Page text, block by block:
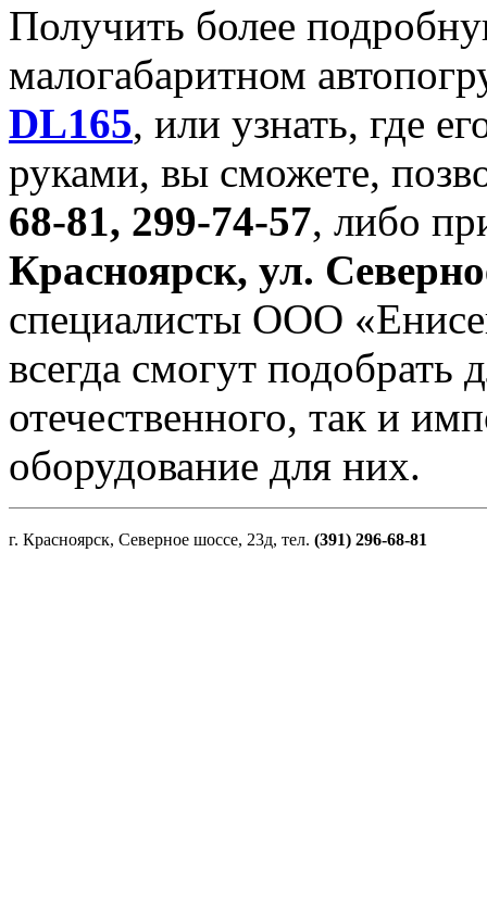
Получить более
малогабаритном
DL165, или узнать, где
руками, вы сможете,
68-81, 299-74-57, либо
Красноярск, ул.
специалисты ООО
всегда смогут подобрать
отечественного, так и
оборудование для них.
г. Красноярск, Северное шоссе, 23д, тел. (391) 296-68-81